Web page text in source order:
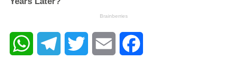
WhatsAppTelegram Twitter Email